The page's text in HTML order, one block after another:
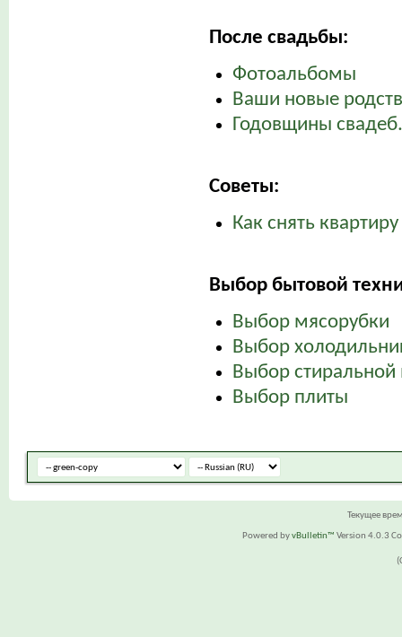
После свадьбы:
Фотоальбомы
Ваши новые
Годовщины
Советы:
Как снять квартиру
Выбор бытовой
Выбор мясорубки
Выбор
Выбор
Выбор плиты
Текущее
Powered byvBulletin™ Version 4.0.3